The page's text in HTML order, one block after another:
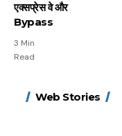
एक्सप्रेस वे और
Bypass
3 Min
Read
Web Stories
15 नवंबर से लागू होंगे
FASTag के ये नए
मोटापे को कम करने के